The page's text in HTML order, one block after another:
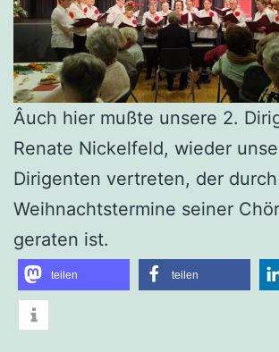
Âuch hier mußte unsere 2.
Renate Nickelfeld, wieder
Dirigenten vertreten, der
Weihnachtstermine seiner
geraten ist.
teilen teilen